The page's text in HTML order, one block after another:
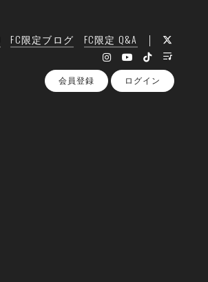
FC限定ブログ FC限定 Q&A
会員登録 ログイン